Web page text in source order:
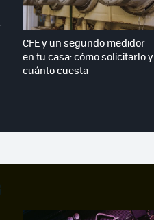
CFE y un segundo medidor
en tu casa: cómo solicitarlo y
cuánto cuesta